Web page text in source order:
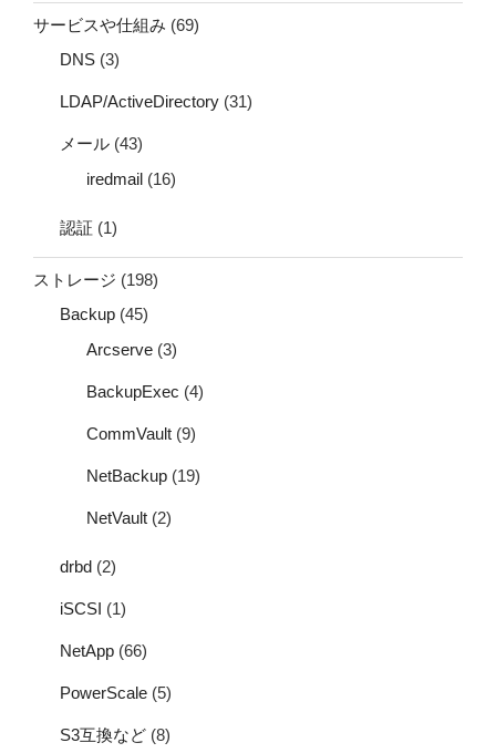
サービスや仕組み (69)
DNS (3)
LDAP/ActiveDirectory (31)
メール (43)
iredmail (16)
認証 (1)
ストレージ (198)
Backup (45)
Arcserve (3)
BackupExec (4)
CommVault (9)
NetBackup (19)
NetVault (2)
drbd (2)
iSCSI (1)
NetApp (66)
PowerScale (5)
S3互換など (8)